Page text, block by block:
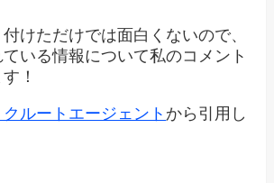
けただけでは面白くないので、
いる情報について私のコメント
！
クルートエージェント から引用し